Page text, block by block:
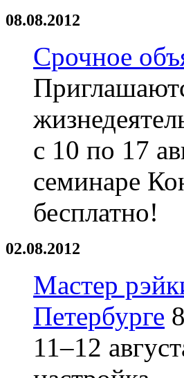
08.08.2012
Срочное
с 10 по 17
семинаре
бесплатно!
02.08.2012
Мастер
Петербурге
11–12